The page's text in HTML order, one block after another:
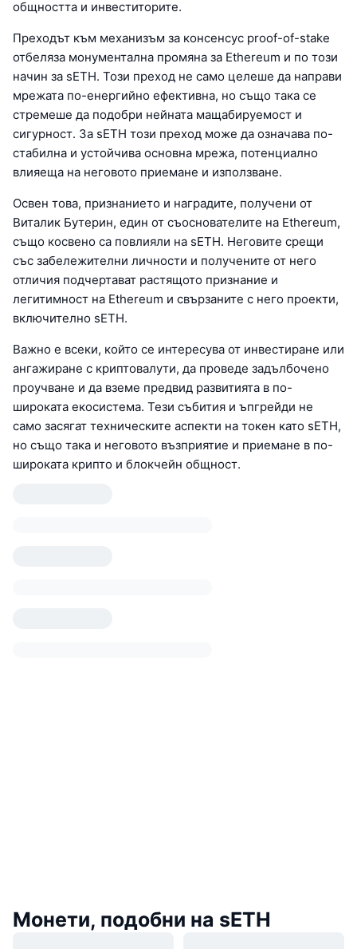
общността и инвеститорите.
Преходът към механизъм за консенсус proof-of-stake
отбеляза монументална промяна за Ethereum и по този
начин за sETH. Този преход не само целеше да направи
мрежата по-енергийно ефективна, но също така се
стремеше да подобри нейната мащабируемост и
сигурност. За sETH този преход може да означава по-
стабилна и устойчива основна мрежа, потенциално
влияеща на неговото приемане и използване.
Освен това, признанието и наградите, получени от
Виталик Бутерин, един от съоснователите на Ethereum,
също косвено са повлияли на sETH. Неговите срещи
със забележителни личности и получените от него
отличия подчертават растящото признание и
легитимност на Ethereum и свързаните с него проекти,
включително sETH.
Важно е всеки, който се интересува от инвестиране или
ангажиране с криптовалути, да проведе задълбочено
проучване и да вземе предвид развитията в по-
широката екосистема. Тези събития и ъпгрейди не
само засягат техническите аспекти на токен като sETH,
но също така и неговото възприятие и приемане в по-
широката крипто и блокчейн общност.
Монети, подобни на sETH